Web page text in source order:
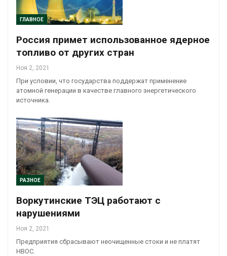
ГЛАВНОЕ
Россия примет использованное ядерное
топливо от других стран
Ноя 2, 2021
При условии, что государства поддержат применение
атомной генерации в качестве главного энергетического
источника.
РАЗНОЕ
Воркутинские ТЭЦ работают с
нарушениями
Ноя 2, 2021
Предприятия сбрасывают неочищенные стоки и не платят
НВОС.